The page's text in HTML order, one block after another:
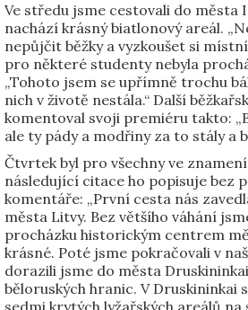
Ve středu jsme cestovali do města
nachází krásný biatlonový areál.
nepůjčit běžky a vyzkoušet si
pro některé studenty nebyla
„Tohoto jsem se upřímně trochu
nich v životě nestála.“ Další
komentoval svoji premiéru takto:
ale ty pády a modřiny za to stály a
Čtvrtek byl pro všechny ve
následující citace ho popisuje bez
komentáře: „První cesta nás
města Litvy. Bez většího váhání
procházku historickým centrem
krásné. Poté jsme pokračovali v
dorazili jsme do města
běloruských hranic. V Druskininkai
sedmi krytých lyžařských areálů na